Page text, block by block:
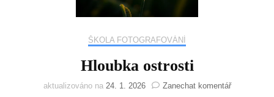
ŠKOLA FOTOGRAFOVÁNÍ
Hloubka ostrosti
aktualizováno na 24. 1. 2026 Zanechat komentářna